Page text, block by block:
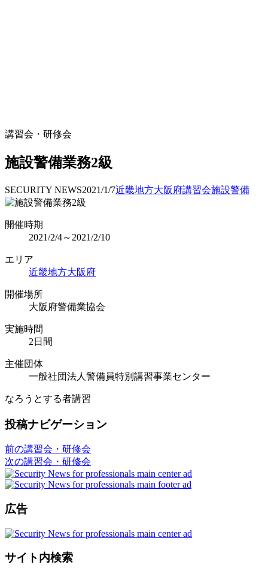
講習会・研修会
施設警備業務2級
SECURITY NEWS2021/1/7近畿地方大阪府講習会施設警備
開催時期
2021/2/4～2021/2/10
エリア
近畿地方大阪府
開催場所
大阪府警備業協会
実施時間
2日間
主催団体
一般社団法人警備員特別講習事業センター
なろうとする者講習
投稿ナビゲーション
前の講習会・研修会
次の講習会・研修会
広告
サイト内検索